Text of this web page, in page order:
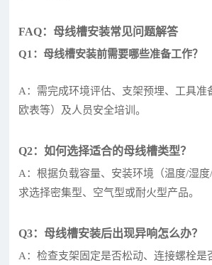
FAQ：母线槽安装常见问题解答
Q1：母线槽安装前需要哪些准备工作？
A：需完成环境评估、支架预埋、工具准
欧表等）及人员安全培训。
Q2：如何选择适合的母线槽类型？
A：根据负载容量、安装环境（温度/湿
求选择密集型、空气型或耐火型产品。
Q3：母线槽安装后出现异响怎么办？
A：检查支架固定是否松动、连接螺栓是